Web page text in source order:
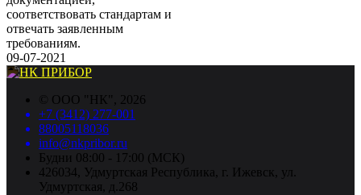
соответствовать стандартам и
отвечать заявленным
требованиям.
09-07-2021
© ООО "НК", 2026
+7 (3412) 277-001
88005118036
info@nkpribor.ru
Будни 08:00 - 17:00 (МСК)
426034, Удмуртская Республика, г. Ижевск, ул.
Удмуртская, д.268